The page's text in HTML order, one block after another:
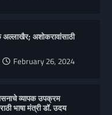
अशोकरावांसाठी
February 26, 2024
व्यापक उपक्रम
भाषा मंत्री डॉ. उदय